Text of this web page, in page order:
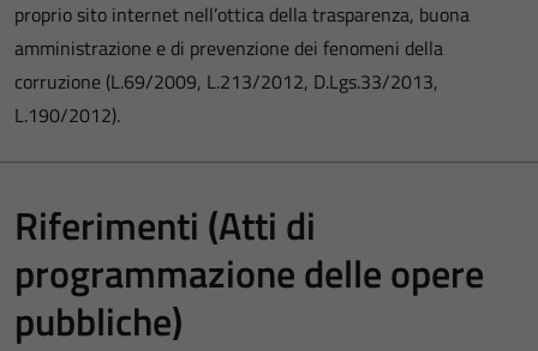
proprio sito internet nell’ottica della trasparenza, buona
amministrazione e di prevenzione dei fenomeni della
corruzione (L.69/2009, L.213/2012, D.Lgs.33/2013,
L.190/2012).
Riferimenti (Atti di
programmazione delle opere
pubbliche)